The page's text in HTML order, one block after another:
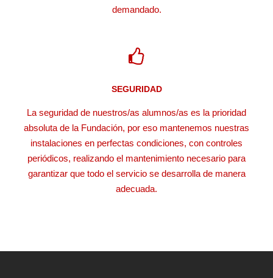
demandado.
SEGURIDAD
La seguridad de nuestros/as alumnos/as es la prioridad
absoluta de la Fundación, por eso mantenemos nuestras
instalaciones en perfectas condiciones, con controles
periódicos, realizando el mantenimiento necesario para
garantizar que todo el servicio se desarrolla de manera
adecuada.